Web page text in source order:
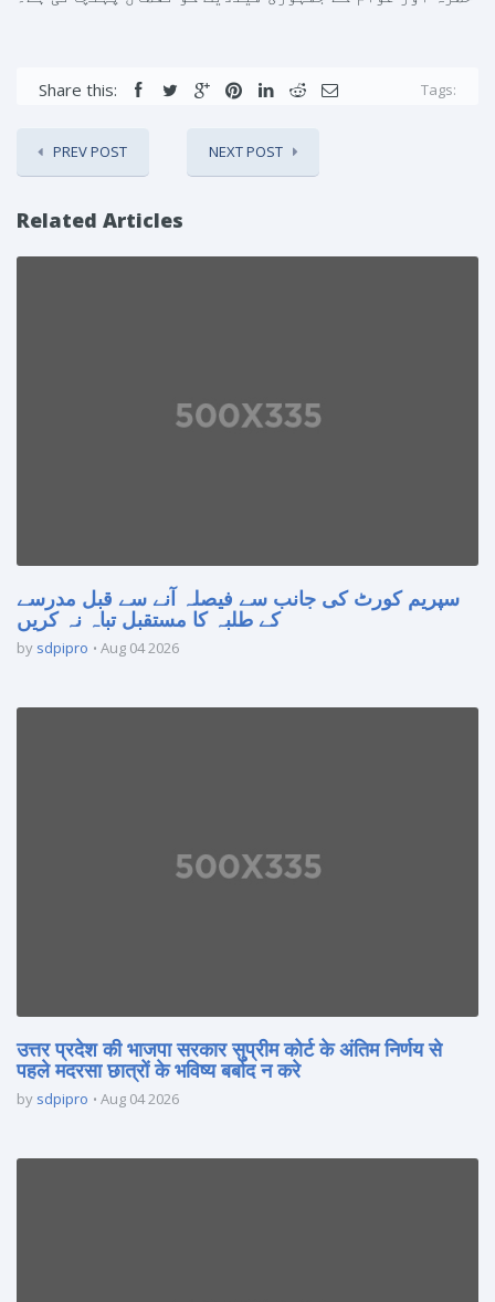
Share this: Tags:
PREV POST NEXT POST
Related Articles
سپریم کورٹ کی جانب سے فیصلہ آنے سے قبل مدرسے
کے طلبہ کا مستقبل تباہ نہ کریں
by sdpipro Aug 04 2026
उत्तर प्रदेश की भाजपा सरकार सुप्रीम कोर्ट के अंतिम निर्णय से
पहले मदरसा छात्रों के भविष्य बर्बाद न करे
by sdpipro Aug 04 2026